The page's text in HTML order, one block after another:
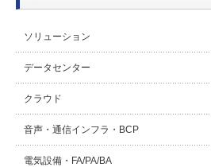
ソリューション
データセンター
クラウド
音声・通信インフラ・BCP
電気設備・FA/PA/BA